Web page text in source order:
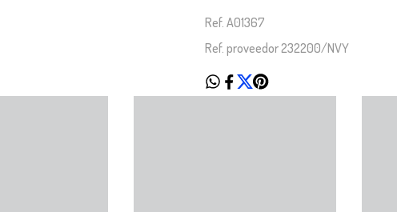
Ref. A01367
Ref. proveedor 232200/NVY